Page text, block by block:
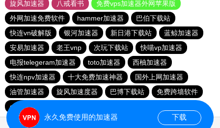
旋风加速器
八戒看书
免费vps加速器外网苹果版
外网加速免费软件
hammer加速器
巴伯下载站
快连vn破解版
银河加速器 新日港下载站
蓝鲸加速器
安易加速器
老王vnp 次玩下载站
快喵vp加速器
电报telegeram加速器
toto加速器
西柚加速器
快连npv加速器
十大免费加速神器
国外上网加速器
油管加速器
旋风加速度器 巴博下载站
免费跨墙软件
quickq
永久免费使用的加速器 下载